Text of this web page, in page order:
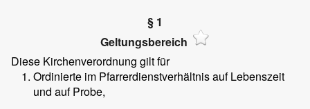
§ 1
Geltungsbereich
Diese Kirchenverordnung gilt für
Ordinierte im Pfarrerdienstverhältnis auf Lebenszeit
und auf Probe,